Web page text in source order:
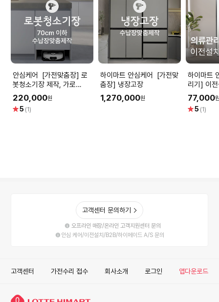
안심케어 [가전맞춤장] 로
봇청소기장 제작, 가로
700mm이하
220,000원
별5 (1)
하이마트 안심케어 [가전맞
춤장] 냉장고장
1,270,000원
하이마트 안
리기] 이
77,000
별5 (1)
고객센터 문의하기
오프라인 매장/온라인 고객지원센터 문의
안심 케어/이전설치/B2B/하이메이드 A/S 문의
고객센터 가전수리 접수 회사소개 로그인 앱다운로드